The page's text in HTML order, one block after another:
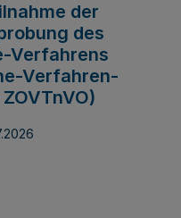
der
des
Verfahrens
Verfahren-